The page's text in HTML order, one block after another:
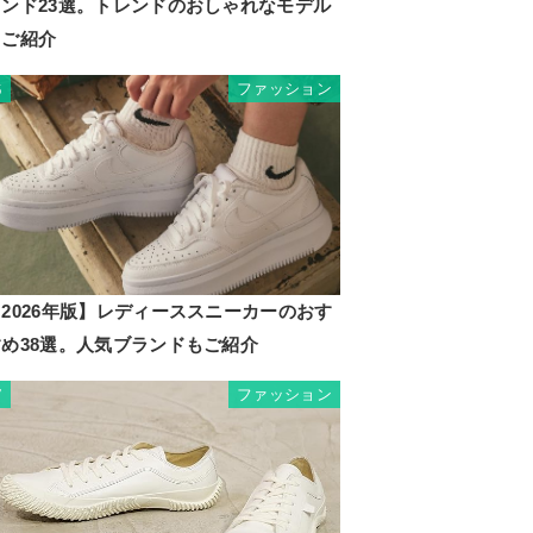
ド23選。トレンドのおしゃれなモデル
紹介
ファッション
年版】レディーススニーカーのおす
38選。人気ブランドもご紹介
ファッション